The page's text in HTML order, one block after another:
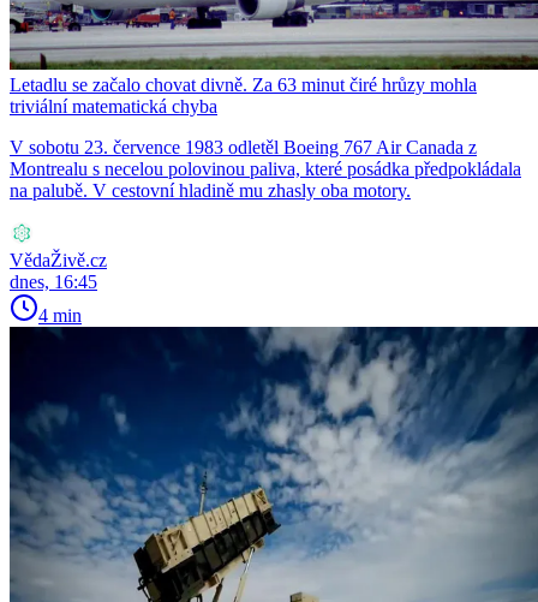
Letadlu se začalo chovat divně. Za 63 minut čiré hrůzy mohla
triviální matematická chyba
V sobotu 23. července 1983 odletěl Boeing 767 Air Canada z
Montrealu s necelou polovinou paliva, které posádka předpokládala
na palubě. V cestovní hladině mu zhasly oba motory.
VědaŽivě.cz
dnes, 16:45
4 min